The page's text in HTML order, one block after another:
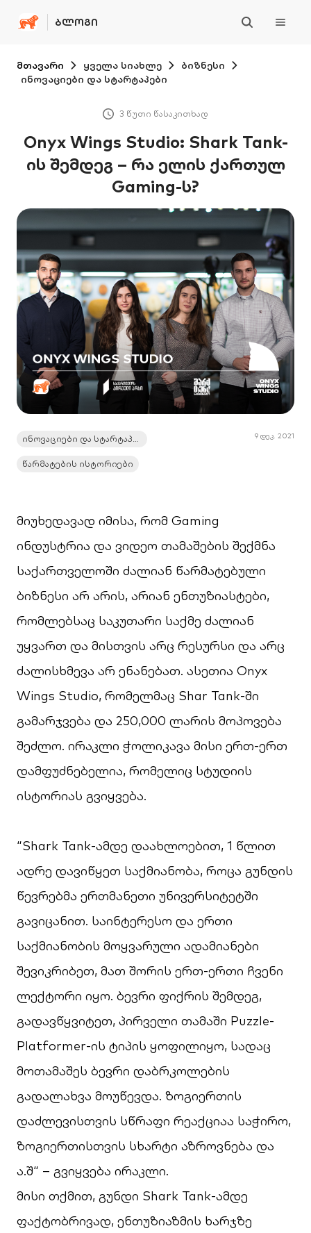
ᲑᲚᲝᲒᲘ
მთავარი ყველა სიახლე
ბიზნესი
ინოვაციები და სტარტაპები
3 წუთი წასაკითხად
Onyx Wings Studio: Shark Tank-
ის შემდეგ – რა ელის ქართულ
Gaming-ს?
წარმატების ისტორიები
9 დეკ. 2021
მიუხედავად იმისა, რომ Gaming
ინდუსტრია და ვიდეო თამაშების შექმნა
საქართველოში ძალიან წარმატებული
ბიზნესი არ არის, არიან ენთუზიასტები,
რომლებსაც საკუთარი საქმე ძალიან
უყვართ და მისთვის არც რესურსი და არც
ძალისხმევა არ ენანებათ. ასეთია Onyx
Wings Studio, რომელმაც Shar Tank-ში
გამარჯვება და 250,000 ლარის მოპოვება
შეძლო. ირაკლი ჭოლიკავა მისი ერთ-ერთ
დამფუძნებელია, რომელიც სტუდიის
ისტორიას გვიყვება.
“Shark Tank-ამდე დაახლოებით, 1 წლით
ადრე დავიწყეთ საქმიანობა, როცა გუნდის
წევრებმა ერთმანეთი უნივერსიტეტში
გავიცანით. საინტერესო და ერთი
საქმიანობის მოყვარული ადამიანები
შევიკრიბეთ, მათ შორის ერთ-ერთი ჩვენი
ლექტორი იყო. ბევრი ფიქრის შემდეგ,
გადავწყვიტეთ, პირველი თამაში Puzzle-
Platformer-ის ტიპის ყოფილიყო, სადაც
მოთამაშეს ბევრი დაბრკოლების
გადალახვა მოუწევდა. ზოგიერთის
დაძლევისთვის სწრაფი რეაქციაა საჭირო,
ზოგიერთისთვის სხარტი აზროვნება და
ა.შ“ – გვიყვება ირაკლი.
მისი თქმით, გუნდი Shark Tank-ამდე
ფაქტობრივად, ენთუზიაზმის ხარჯზე